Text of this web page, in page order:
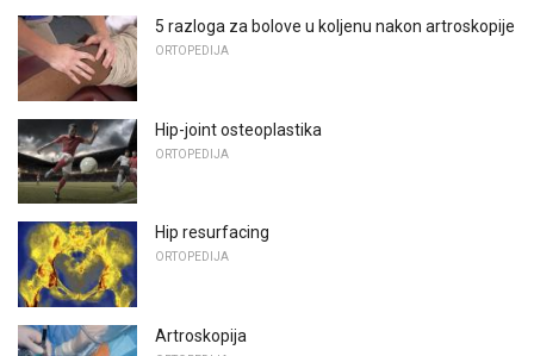
5 razloga za bolove u koljenu nakon artroskopije
ORTOPEDIJA
Hip-joint osteoplastika
ORTOPEDIJA
Hip resurfacing
ORTOPEDIJA
Artroskopija